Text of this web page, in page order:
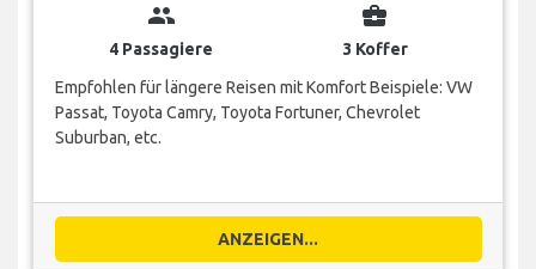
group
4 Passagiere
business_center
3 Koffer
Empfohlen für längere Reisen mit Komfort Beispiele: VW
Passat, Toyota Camry, Toyota Fortuner, Chevrolet
Suburban, etc.
ANZEIGEN...